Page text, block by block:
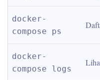
docker-
compose ps
docker-
compose logs